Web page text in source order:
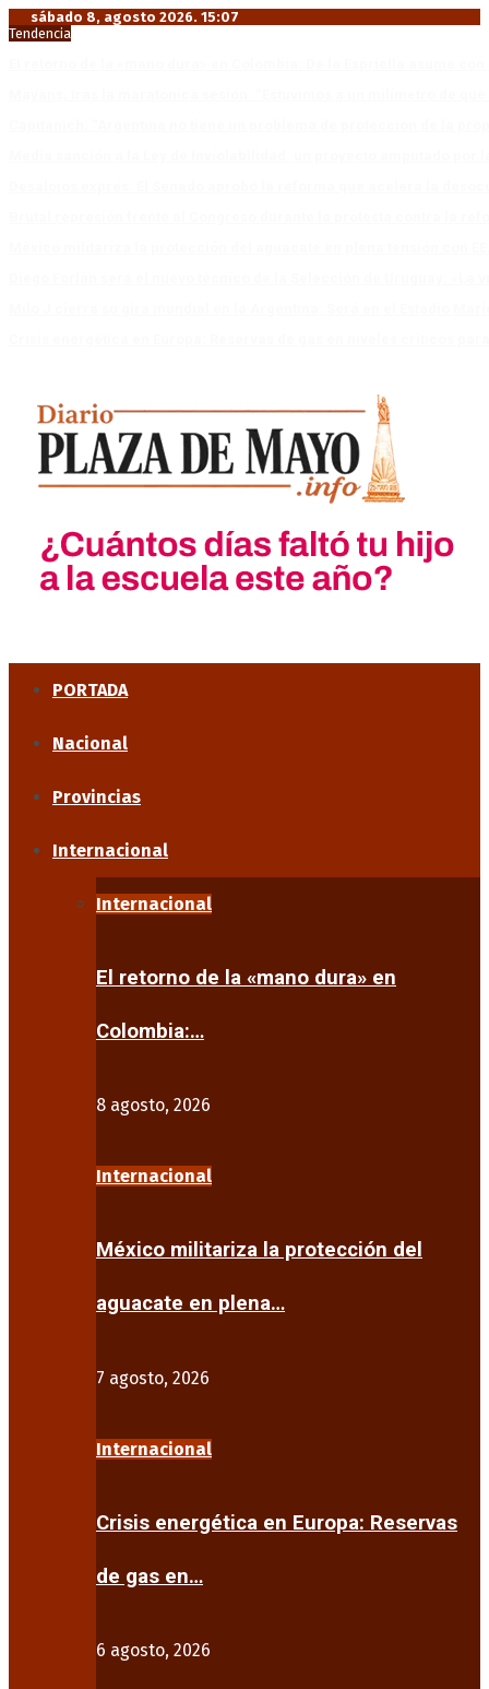
sábado 8, agosto 2026. 15:07
Tendencia
PORTADA
Nacional
Provincias
Internacional
Internacional
El retorno de la «mano dura» en
Colombia:…
8 agosto, 2026
Internacional
México militariza la protección del
aguacate en plena…
7 agosto, 2026
Internacional
Crisis energética en Europa: Reservas
de gas en…
6 agosto, 2026